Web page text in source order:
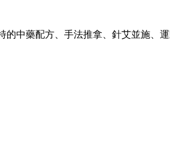
的中藥配方、手法推拿、針艾並施、